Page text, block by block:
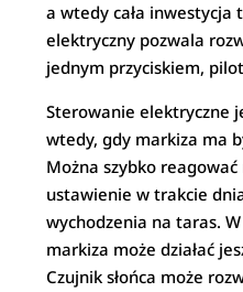
a wtedy cała inwestycja
elektryczny pozwala
jednym przyciskiem,
Sterowanie elektryczne
wtedy, gdy markiza ma
Można szybko reagować
ustawienie w trakcie
wychodzenia na taras.
markiza może działać
Czujnik słońca może